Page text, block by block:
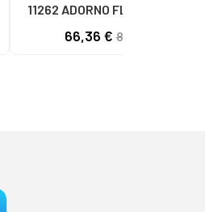
11262 ADORNO FLORAL BEIGE
66,36 €81,24 €